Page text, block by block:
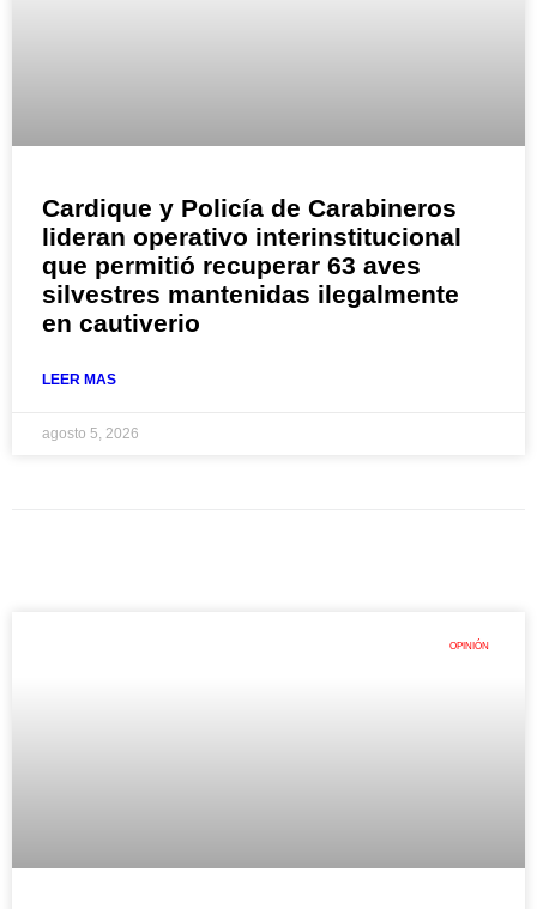
Cardique y Policía de Carabineros
lideran operativo interinstitucional
que permitió recuperar 63 aves
silvestres mantenidas ilegalmente
en cautiverio
LEER MAS
agosto 5, 2026
OPINIÓN